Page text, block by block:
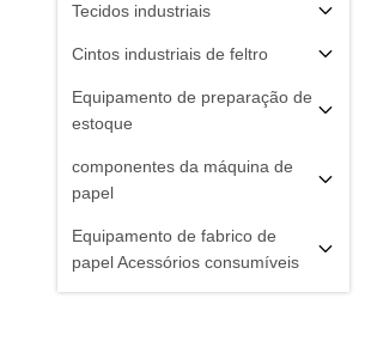
Tecidos industriais
Cintos industriais de feltro
Equipamento de preparação de
estoque
componentes da máquina de
papel
Equipamento de fabrico de
papel Acessórios consumíveis